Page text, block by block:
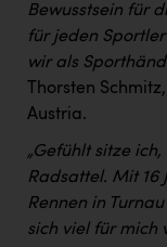
Bewusstsein für
für jeden
wir als
Thorsten
Austria.
„Gefühlt sitze
Radsattel. Mit
Rennen in
sich viel für mich